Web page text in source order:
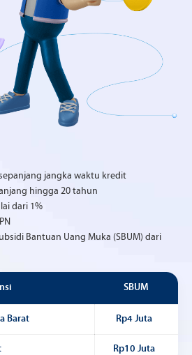
jangka waktu kredit
hingga 20 tahun
dari 1%
Bantuan Uang Muka (SBUM) dari
SBUM
Barat Rp4 Juta
Rp10 Juta